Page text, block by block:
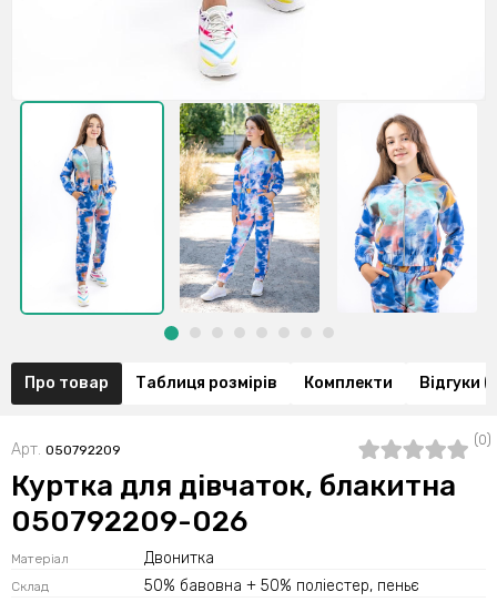
Про товар Таблиця розмірів Комплекти Відгуки
Арт. 050792209
(0)
Куртка для дівчаток, блакитна
050792209-026
Матеріал Двонитка
Склад 50% бавовна + 50% поліестер, пеньє